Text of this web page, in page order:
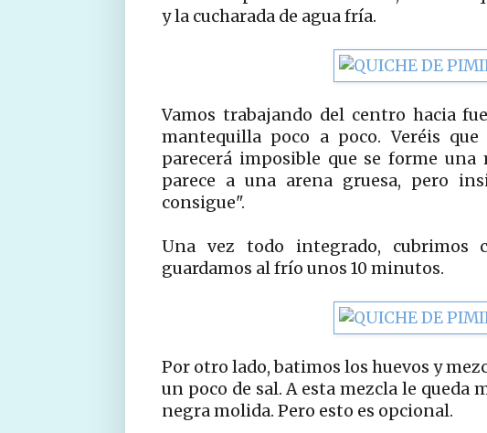
y la cucharada de agua fría.
Vamos trabajando del centro hacia
mantequilla poco a poco. Veréis
parecerá imposible que se forme una
parece a una arena gruesa, pero
consigue".
Una vez todo integrado,
guardamos al frío unos 10 minutos.
Por otro lado, batimos los huevos y
un poco de sal. A esta mezcla le
negra molida. Pero esto es opcional.